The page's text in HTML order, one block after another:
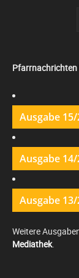
Pfarrnachrichten
Ausgabe
Ausgabe
Ausgabe
Weitere
Mediathek.